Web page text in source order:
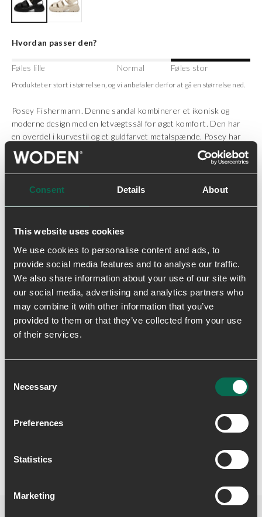
Consent Details About
This website uses cookies
We use cookies to personalise content and ads, to
provide social media features and to analyse our traffic.
We also share information about your use of our site with
our social media, advertising and analytics partners who
may combine it with other information that you’ve
provided to them or that they’ve collected from your use
of their services.
Selection
Necessary
Preferences
Statistics
Marketing
Hvordan passer den?
Føles lille Normal Føles stor
Produktet er stort i størrelsen, og vi anbefaler derfor at gå en størrelse ned.
Posey Fishermann. Denne sandal kombinerer et ikonisk og
moderne design med en letvægtssål for øget komfort. Den har
en overdel i kurvestil og et guldfarvet metalspænde. Posey har
været et populært design i flere sæsoner og er fremstillet af 100
% LWG-certificeret læder.
- Overdel: 100% LWG certificeret læder
- Detaljer i upcyclet fiskelæder med ASC certificering
Levering & returnering